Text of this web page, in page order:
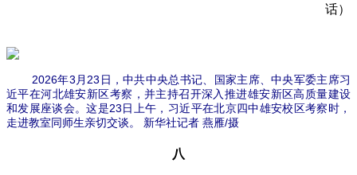
话）
2026年3月23日，中共中央总书记、国家主席、中央军委主席习
近平在河北雄安新区考察，并主持召开深入推进雄安新区高质量建设
和发展座谈会。这是23日上午，习近平在北京四中雄安校区考察时，
走进教室同师生亲切交谈。 新华社记者 燕雁/摄
八